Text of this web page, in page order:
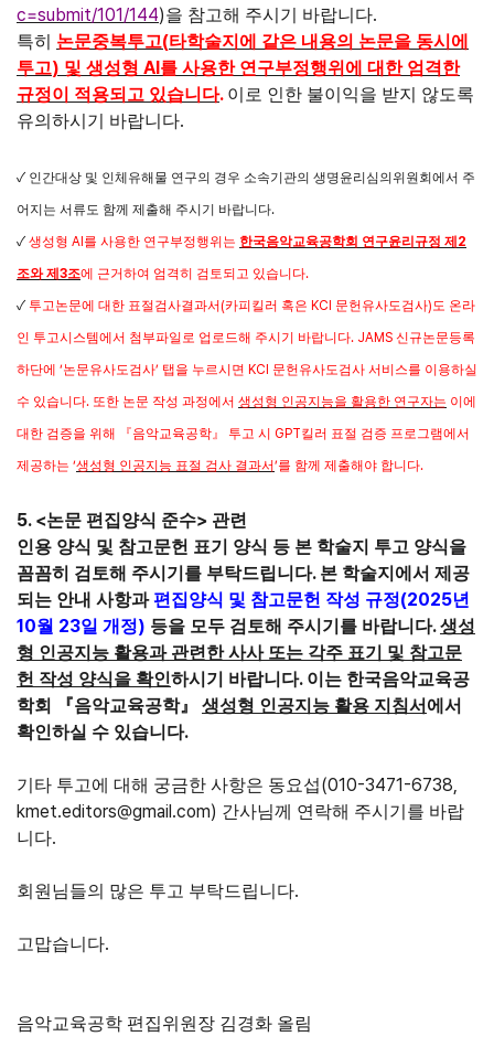
c=submit/101/144)을 참고해 주시기 바랍니다.
특히 논문중복투고(타학술지에 같은 내용의 논문을 동시에
투고) 및 생성형 AI를 사용한 연구부정행위에 대한 엄격한
규정이 적용되고 있습니다. 이로 인한 불이익을 받지 않도록
유의하시기 바랍니다.
✓ 인간대상 및 인체유해물 연구의 경우 소속기관의 생명윤리심의위원회에서 주
어지는 서류도 함께 제출해 주시기 바랍니다.
✓ 생성형 AI 를 사용한 연구부정행위는 한국음악교육공학회 연구윤리규정 제 2
조와 제 3조에 근거하여 엄격히 검토되고 있습니다.
✓ 투고논문에 대한 표절검사결과서 (카피킬러 혹은 KCI 문헌유사도검사)도 온라
인 투고시스템에서 첨부파일로 업로드해 주시기 바랍니다. JAMS 신규논문등록
하단에 ‘논문유사도검사’ 탭을 누르시면 KCI 문헌유사도검사 서비스를 이용하실
수 있습니다. 또한 논문 작성 과정에서 생성형 인공지능을 활용한 연구자는 이에
대한 검증을 위해 『음악교육공학』 투고 시 GPT킬러 표절 검증 프로그램에서
제공하는 ‘생성형 인공지능 표절 검사 결과서’를 함께 제출해야 합니다.
5. <논문 편집양식 준수> 관련
인용 양식 및 참고문헌 표기 양식 등 본 학술지 투고 양식을
꼼꼼히 검토해 주시기를 부탁드립니다. 본 학술지에서 제공
되는 안내 사항과편집양식 및 참고문헌 작성 규정(2025년
10월 23일 개정) 등을 모두 검토해 주시기를 바랍니다.생성
형 인공지능 활용과 관련한 사사 또는 각주 표기 및 참고문
헌 작성 양식을 확인하시기 바랍니다. 이는 한국음악교육공
학회
『음악교육공학』 생성형 인공지능 활용 지침서 에서
확인하실 수 있습니다.
기타 투고에 대해 궁금한 사항은 동요섭(010-3471-6738,
kmet.editors@gmail.com) 간사님께 연락해 주시기를 바랍
니다.
회원님들의 많은 투고 부탁드립니다.
고맙습니다.
음악교육공학 편집위원장 김경화 올림